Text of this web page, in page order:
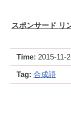
スポンサード リ
Time: 2015-11-
Tag: 合成語